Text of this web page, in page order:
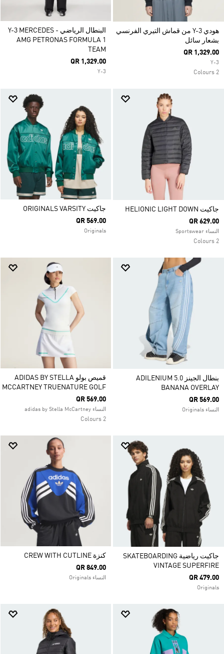
هودي Y-3 من قماش التيري الفرنسي
بشعار سائل
QR 1,329.00
Y-3
2 Colours
البنطال الرياضي Y-3 MERCEDES -
AMG PETRONAS FORMULA 1
TEAM
QR 1,329.00
Y-3
جاكيت HELIONIC LIGHT DOWN
QR 629.00
النساء Sportswear
2 Colours
جاكيت ORIGINALS VARSITY
QR 569.00
Originals
بنطال الجينز ADILENIUM 5.0
BANANA OVERLAY
QR 569.00
النساء Originals
قميص بولو ADIDAS BY STELLA
MCCARTNEY TRUENATURE GOLF
QR 569.00
النساء adidas by Stella McCartney
2 Colours
جاكيت رياضية SKATEBOARDING
VINTAGE SUPERFIRE
QR 479.00
Originals
كنزة CREW WITH CUTLINE
QR 849.00
النساء Originals